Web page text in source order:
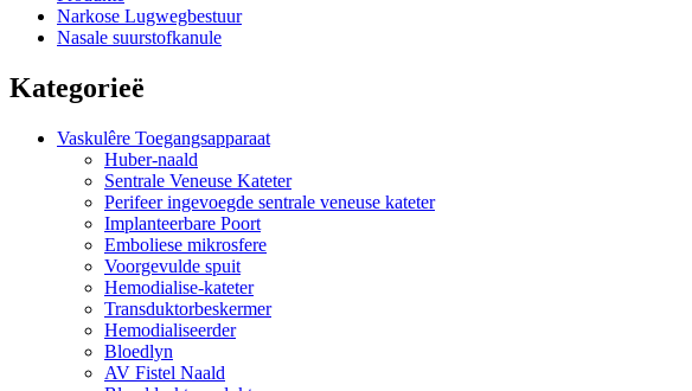
Narkose Lugwegbestuur
Nasale suurstofkanule
Kategorieë
Vaskulêre Toegangsapparaat
Huber-naald
Sentrale Veneuse Kateter
Perifeer ingevoegde sentrale veneuse kateter
Implanteerbare Poort
Emboliese mikrosfere
Voorgevulde spuit
Hemodialise-kateter
Transduktorbeskermer
Hemodialiseerder
Bloedlyn
AV Fistel Naald